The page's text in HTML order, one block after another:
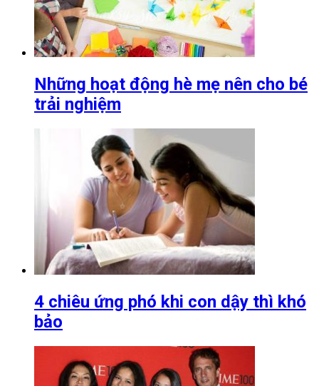
Những hoạt động hè mẹ nên cho bé
trải nghiệm
4 chiêu ứng phó khi con dậy thì khó
bảo